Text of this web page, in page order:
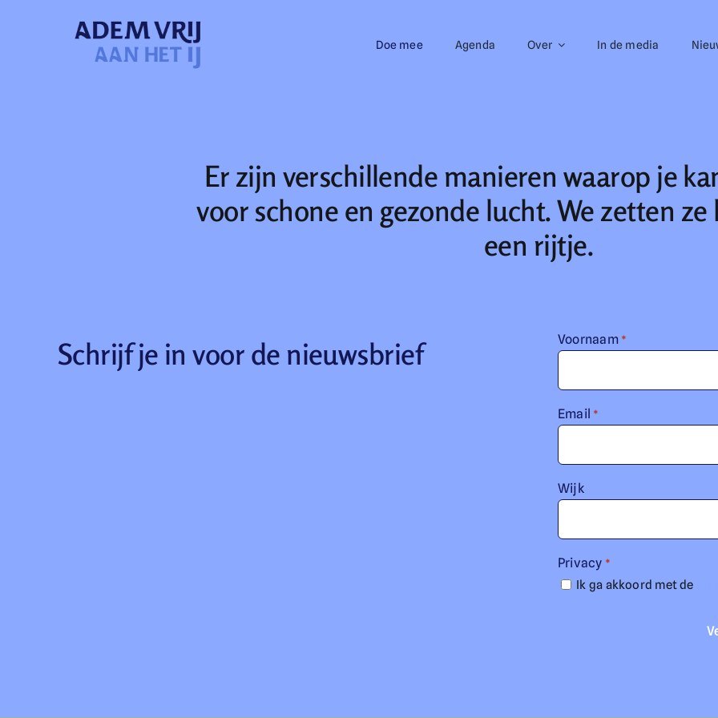
Doe mee Agenda Over In de media
Er zijn verschillende manieren waarop je
voor schone en gezonde lucht. We zetten
een rijtje.
Schrijf je in voor de nieuwsbrief Voornaam *
Email *
Wijk
Privacy *
Ik ga akkoord met de